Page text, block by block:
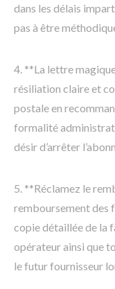
dans les délais
pas à être
4. **La lettre
résiliation claire et
postale en
formalité
désir d’arrêter
5. **Réclamez le
remboursement des
copie détaillée de la
opérateur ainsi que
le futur fournisseur